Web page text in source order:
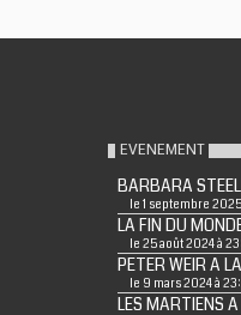
EVENEMENT
BARBARA
le 1 septembre 2025
LA FIN DU
le 25 août 2024 à
PETER WEIR A
le 9 mars 2024 à
LES MARTIENS